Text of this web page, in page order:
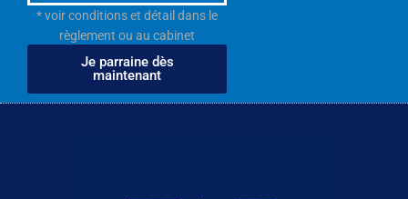
* voir conditions et détail dans le
règlement ou au cabinet
Je parraine dès
maintenant